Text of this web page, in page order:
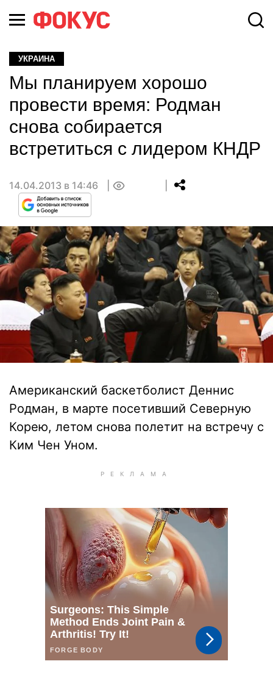
УКРАИНА
Мы планируем хорошо
провести время: Родман
снова собирается
встретиться с лидером КНДР
14.04.2013 в 14:46
Американский баскетболист Деннис
Родман, в марте посетивший Северную
Корею, летом снова полетит на встречу с
Ким Чен Уном.